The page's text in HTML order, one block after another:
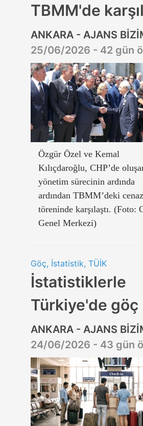
TBMM'de
ANKARA - AJANS
25/06/2026 - 42 gün
Özgür Özel ve Kemal
Kılıçdaroğlu, CHP’de
yönetim sürecinin ardında
ardından TBMM’deki
töreninde karşılaştı. (Foto:
Genel Merkezi)
Göç, İstatistik, TÜİK
İstatistiklerle
Türkiye'de göç
ANKARA - AJANS
24/06/2026 - 43 gün